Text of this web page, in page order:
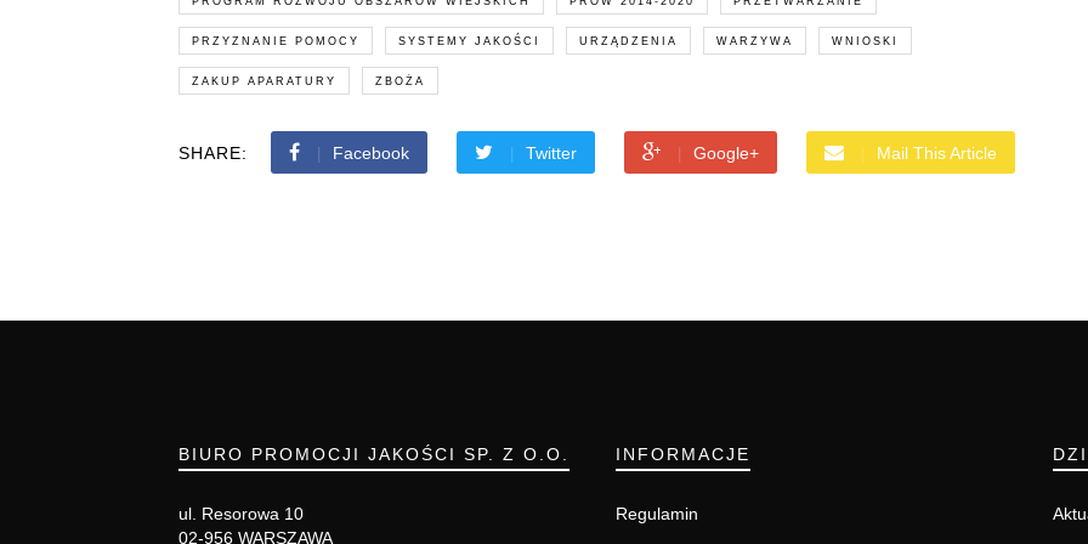
PRZYZNANIE POMOCY SYSTEMY JAKOŚCI URZĄDZENIA WARZYWA WNIOSKI
ZAKUP APARATURY ZBOŻA
SHARE: Facebook Twitter Google+ Mail This Article
BIURO PROMOCJI JAKOŚCI SP. Z O.O.
ul. Resorowa 10
02-956 WARSZAWA
INFORMACJE
Regulamin